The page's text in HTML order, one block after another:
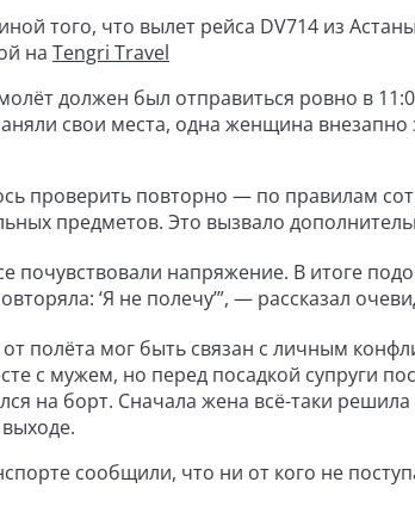
того, что вылет рейса DV714 из
на Tengri Travel
должен был отправиться ровно в
свои места, одна женщина внезапно
проверить повторно — по правилам
предметов. Это вызвало
почувствовали напряжение. В итоге
‘Я не полечу’”, — рассказал
полёта мог быть связан с личным
с мужем, но перед посадкой супруги
на борт. Сначала жена всё-таки
сообщили, что ни от кого не